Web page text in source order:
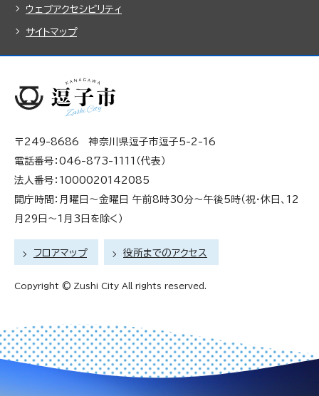
ウェブアクセシビリティ
サイトマップ
〒249-8686 神奈川県逗子市逗子5-2-16
電話番号：046-873-1111（代表）
法人番号：1000020142085
開庁時間：月曜日～金曜日 午前8時30分～午後5時（祝・休日、12
月29日～1月3日を除く）
フロアマップ 役所までのアクセス
Copyright © Zushi City All rights reserved.